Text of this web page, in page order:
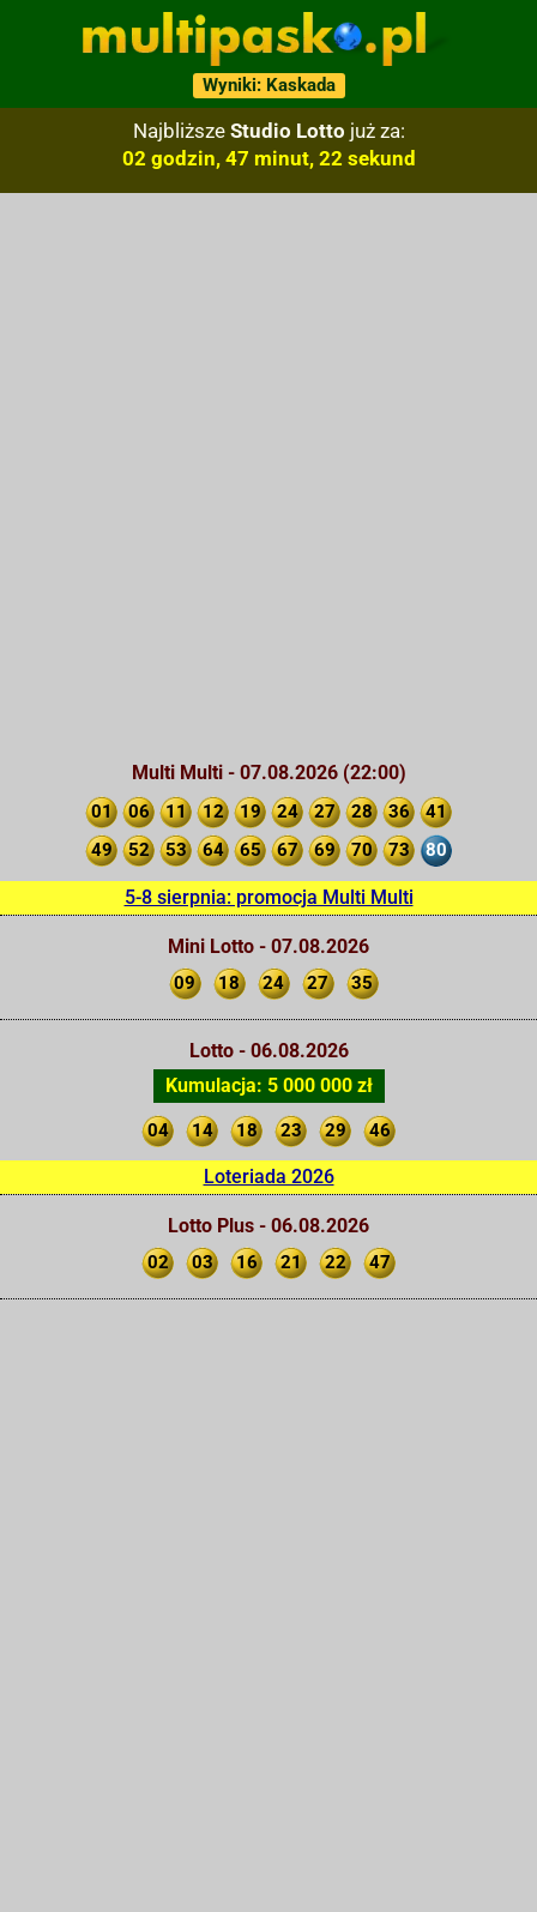
Wyniki: Kaskada
Najbliższe Studio Lotto już za:
02 godzin, 47 minut, 21 sekund
Multi Multi - 07.08.2026 (22:00)
01 06 11 12 19 24 27 28 36
41
49
52 53 64 65 67 69 70 73 80
5-8 sierpnia: promocja Multi Multi
Mini Lotto - 07.08.2026
09 18 24 27 35
Lotto - 06.08.2026
Kumulacja: 5 000 000 zł
04 14 18 23 29 46
Loteriada 2026
Lotto Plus - 06.08.2026
02 03 16 21 22 47